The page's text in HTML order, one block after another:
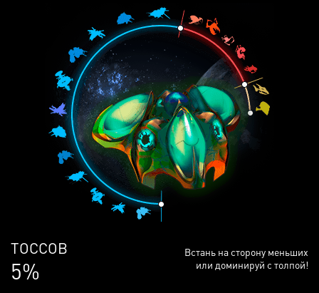
ЛЮДЕЙ
69%
Встань на сторону меньших
или доминируй с толпой!